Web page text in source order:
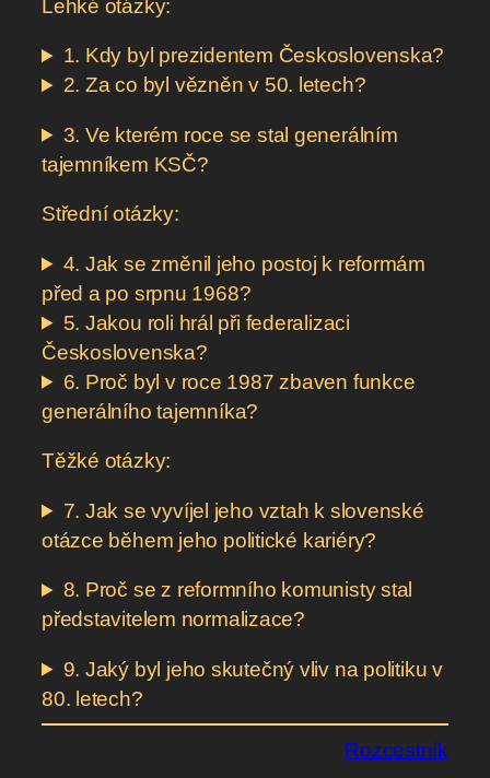
Lehké otázky:
1. Kdy byl prezidentem Československa?
2. Za co byl vězněn v 50. letech?
3. Ve kterém roce se stal generálním
tajemníkem KSČ?
Střední otázky:
4. Jak se změnil jeho postoj k reformám
před a po srpnu 1968?
5. Jakou roli hrál při federalizaci
Československa?
6. Proč byl v roce 1987 zbaven funkce
generálního tajemníka?
Těžké otázky:
7. Jak se vyvíjel jeho vztah k slovenské
otázce během jeho politické kariéry?
8. Proč se z reformního komunisty stal
představitelem normalizace?
9. Jaký byl jeho skutečný vliv na politiku v
80. letech?
Rozcestník